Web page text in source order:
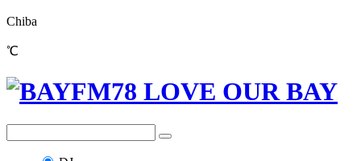
Chiba
℃